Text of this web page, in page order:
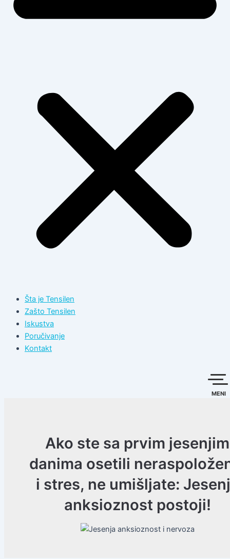
Šta je Tensilen
Zašto Tensilen
Iskustva
Poručivanje
Kontakt
MENI
Ako ste sa prvim jesenjim
danima osetili
i stres, ne umišljate:
anksioznost postoji!